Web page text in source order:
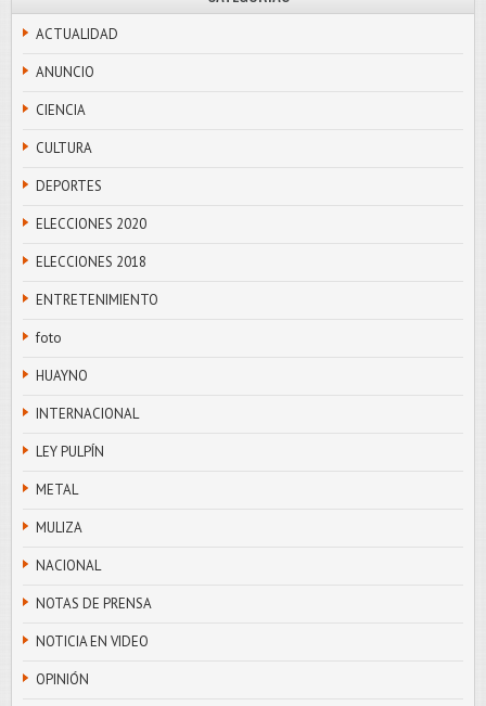
ACTUALIDAD
ANUNCIO
CIENCIA
CULTURA
DEPORTES
ELECCIONES 2020
ELECCIONES 2018
ENTRETENIMIENTO
foto
HUAYNO
INTERNACIONAL
LEY PULPÍN
METAL
MULIZA
NACIONAL
NOTAS DE PRENSA
NOTICIA EN VIDEO
OPINIÓN